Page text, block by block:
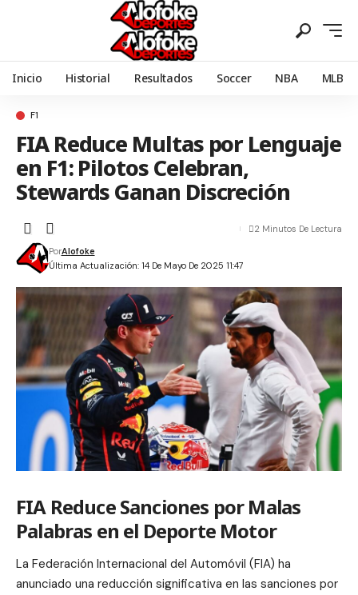
Inicio Historial Resultados Soccer NBA MLB
F1
FIA Reduce Multas por Lenguaje
en F1: Pilotos Celebran,
Stewards Ganan Discreción
Última Actualización: 14 De Mayo De 2025 11:47
PorAlofoke
2 Minutos De Lectura
FIA Reduce Sanciones por Malas
Palabras en el Deporte Motor
La Federación Internacional del Automóvil (FIA) ha
anunciado una reducción significativa en las sanciones por